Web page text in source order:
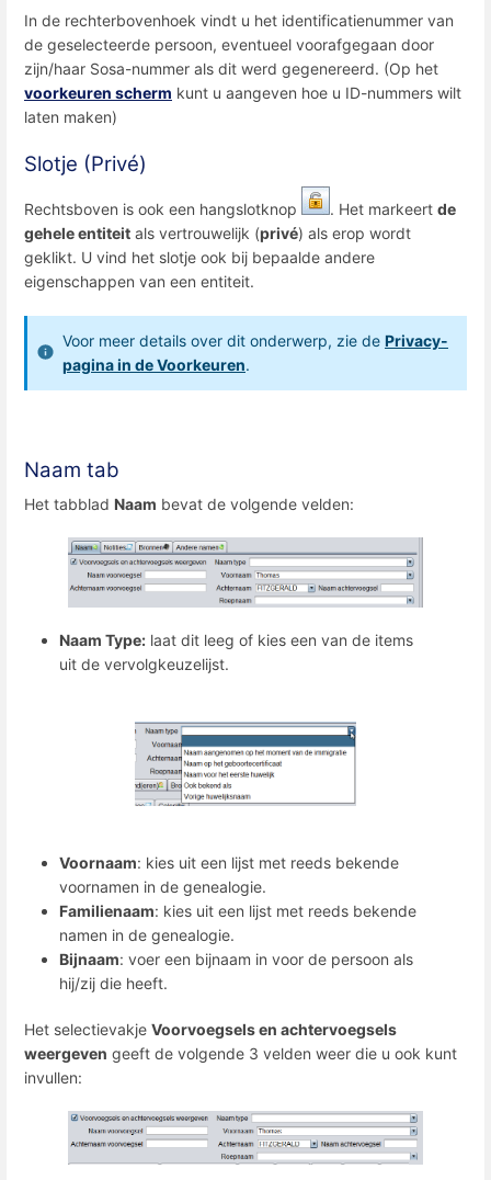
In de rechterbovenhoek vindt u het identificatienummer van
de geselecteerde persoon, eventueel voorafgegaan door
zijn/haar Sosa-nummer als dit werd gegenereerd. (Op het
voorkeuren scherm kunt u aangeven hoe u ID-nummers wilt
laten maken)
Slotje (Privé)
Rechtsboven is ook een hangslotknop . Het markeert de
gehele entiteit als vertrouwelijk (privé) als erop wordt
geklikt. U vind het slotje ook bij bepaalde andere
eigenschappen van een entiteit.
Voor meer details over dit onderwerp, zie de Privacy-
pagina in de Voorkeuren.
Naam tab
Het tabblad Naam bevat de volgende velden:
Naam Type: laat dit leeg of kies een van de items
uit de vervolgkeuzelijst.
Voornaam: kies uit een lijst met reeds bekende
voornamen in de genealogie.
Familienaam: kies uit een lijst met reeds bekende
namen in de genealogie.
Bijnaam: voer een bijnaam in voor de persoon als
hij/zij die heeft.
Het selectievakje Voorvoegsels en achtervoegsels
weergeven geeft de volgende 3 velden weer die u ook kunt
invullen: